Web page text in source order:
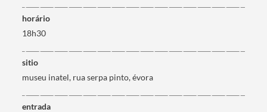
Filtros
horário
18h30
sitio
museu inatel, rua serpa pinto, évora
entrada